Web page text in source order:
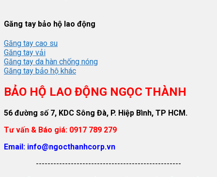
Găng tay bảo hộ lao động
Găng tay cao su
Găng tay vải
Găng tay da hàn chống nóng
Găng tay bảo hộ khác
BẢO HỘ LAO ĐỘNG NGỌC THÀNH
56 đường số 7, KDC Sông Đà, P. Hiệp Bình, TP HCM.
Tư vấn & Báo giá: 0917 789 279
Email: info@ngocthanhcorp.vn
--------------------------------------------------